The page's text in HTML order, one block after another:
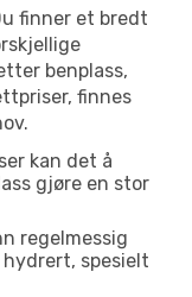
finner et bredt
benplass,
finnes
kan det å
gjøre en stor
regelmessig
spesielt